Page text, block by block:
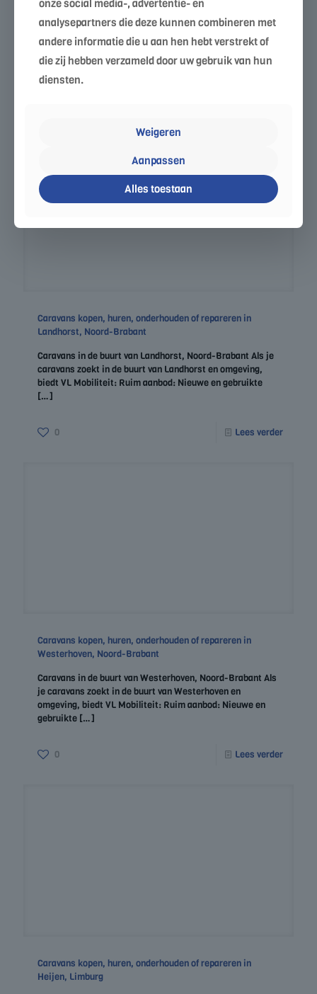
Caravans kopen, huren, onderhouden of repareren in
Baarlo, Limburg
Caravans in de buurt van Baarlo, Limburg Als je caravans
zoekt in de buurt van Baarlo en omgeving, biedt VL
Mobiliteit: Ruim aanbod: Nieuwe en gebruikte
Caravans kopen, huren, onderhouden of repareren in
Landhorst, Noord-Brabant
Caravans in de buurt van Landhorst, Noord-Brabant Als je
caravans zoekt in de buurt van Landhorst en omgeving,
biedt VL Mobiliteit: Ruim aanbod: Nieuwe en gebruikte
[…]
0 Lees verder
Caravans kopen, huren, onderhouden of repareren in
Westerhoven, Noord-Brabant
Caravans in de buurt van Westerhoven, Noord-Brabant Als
je caravans zoekt in de buurt van Westerhoven en
omgeving, biedt VL Mobiliteit: Ruim aanbod: Nieuwe en
gebruikte […]
0 Lees verder
Caravans kopen, huren, onderhouden of repareren in
Heijen, Limburg
onze social media-, advertentie- en
analysepartners die deze kunnen combineren met
andere informatie die u aan hen hebt verstrekt of
die zij hebben verzameld door uw gebruik van hun
diensten.
Weigeren
Aanpassen
Alles toestaan